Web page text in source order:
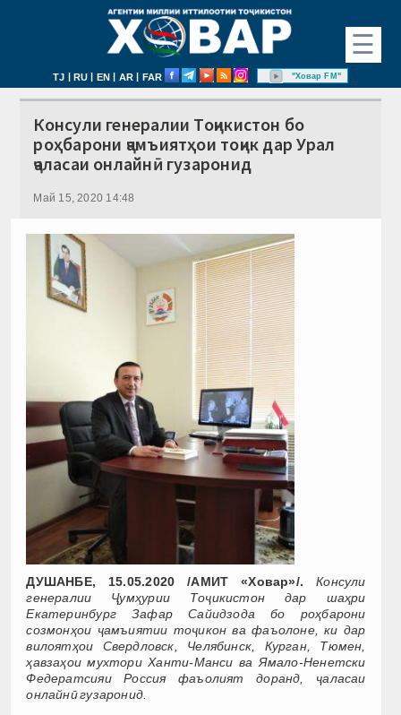
☰
TJ | RU | EN | AR | FAR "Ховар FM"
Консули генералии Тоҷикистон бо
роҳбарони ҷамъиятҳои тоҷик дар Урал
ҷаласаи онлайнӣ гузаронид
Май 15, 2020 14:48
ДУШАНБЕ, 15.05.2020 /АМИТ «Ховар»/.
Консули
генералии Ҷумҳурии Тоҷикистон дар шаҳри
Екатеринбург Зафар Сайидзода бо роҳбарони
созмонҳои ҷамъиятии тоҷикон ва фаъолоне, ки дар
вилоятҳои Свердловск, Челябинск, Курган, Тюмен,
ҳавзаҳои мухтори Ханти-Манси ва Ямало-Ненетски
Федератсияи Россия фаъолият доранд, ҷаласаи
онлайнӣгузаронид.